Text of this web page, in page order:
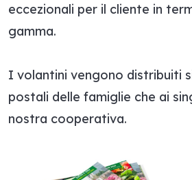
eccezionali per il cliente in
gamma.
I volantini vengono distribuiti
postali delle famiglie che ai
nostra cooperativa.